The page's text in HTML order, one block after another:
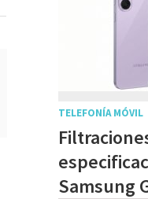
TELEFONÍA MÓVIL
Samsung